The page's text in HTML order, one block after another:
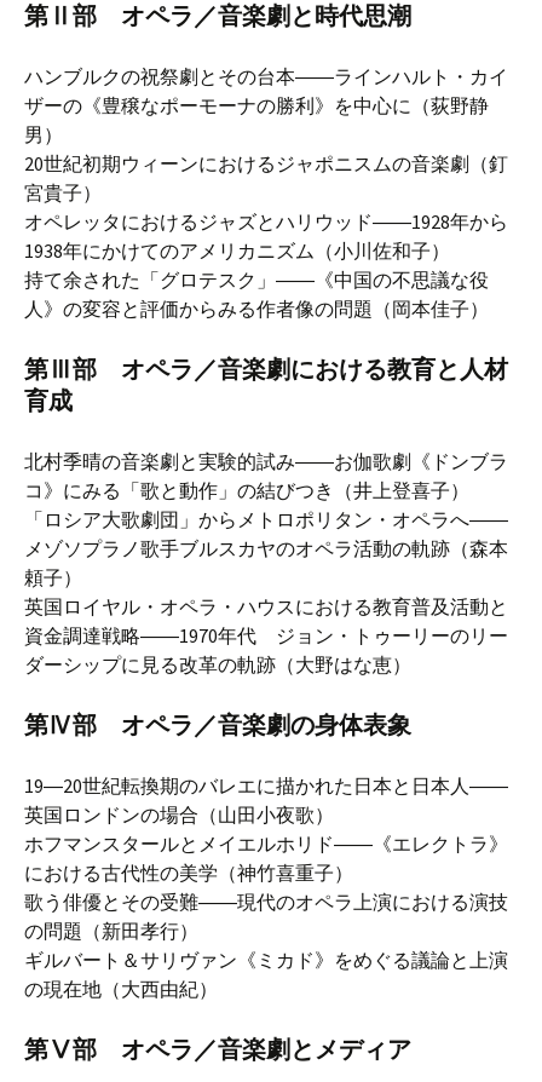
第Ⅱ部 オペラ／音楽劇と時代思潮
ハンブルクの祝祭劇とその台本――ラインハルト・カイ
ザーの《豊穣なポーモーナの勝利》を中心に（荻野静
男）
20世紀初期ウィーンにおけるジャポニスムの音楽劇（釘
宮貴子）
オペレッタにおけるジャズとハリウッド――1928年から
1938年にかけてのアメリカニズム（小川佐和子）
持て余された「グロテスク」――《中国の不思議な役
人》の変容と評価からみる作者像の問題（岡本佳子）
第Ⅲ部 オペラ／音楽劇における教育と人材
育成
北村季晴の音楽劇と実験的試み――お伽歌劇《ドンブラ
コ》にみる「歌と動作」の結びつき（井上登喜子）
「ロシア大歌劇団」からメトロポリタン・オペラへ――
メゾソプラノ歌手ブルスカヤのオペラ活動の軌跡（森本
頼子）
英国ロイヤル・オペラ・ハウスにおける教育普及活動と
資金調達戦略――1970年代 ジョン・トゥーリーのリー
ダーシップに見る改革の軌跡（大野はな恵）
第Ⅳ部 オペラ／音楽劇の身体表象
19―20世紀転換期のバレエに描かれた日本と日本人――
英国ロンドンの場合（山田小夜歌）
ホフマンスタールとメイエルホリド――《エレクトラ》
における古代性の美学（神竹喜重子）
歌う俳優とその受難――現代のオペラ上演における演技
の問題（新田孝行）
ギルバート＆サリヴァン《ミカド》をめぐる議論と上演
の現在地（大西由紀）
第Ⅴ部 オペラ／音楽劇とメディア